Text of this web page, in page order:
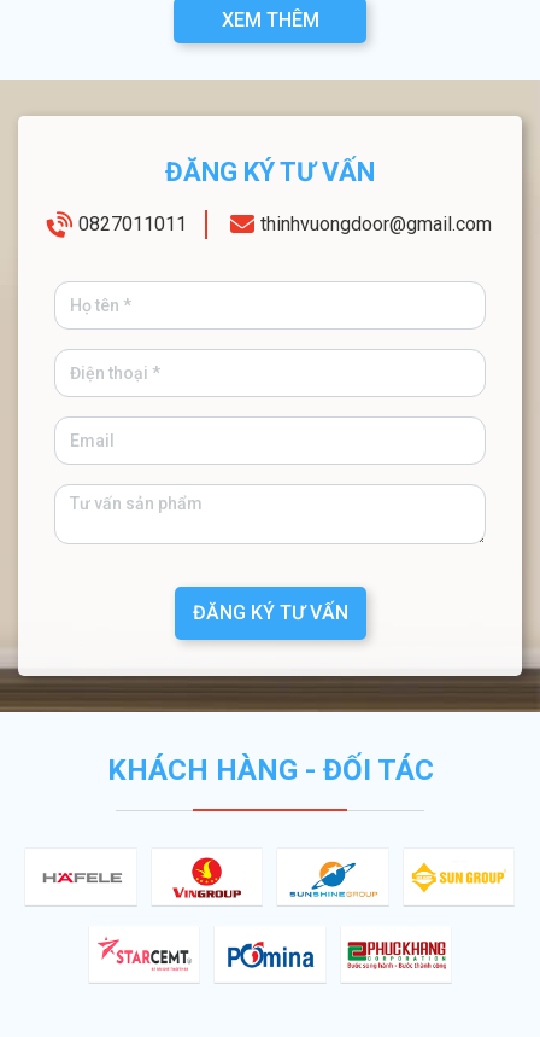
XEM THÊM
ĐĂNG KÝ TƯ VẤN
0827011011 thinhvuongdoor@gmail.com
ĐĂNG KÝ TƯ VẤN
KHÁCH HÀNG - ĐỐI TÁC